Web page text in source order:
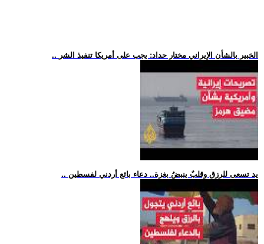
.. الخبير بالشأن الإيراني مختار حداد: يجب على أمريكا تنفيذ الشر
.. يد تسعى للرزق وقلبٌ ينبضُ بغزة.. دعاء بائع أردني لفسطين